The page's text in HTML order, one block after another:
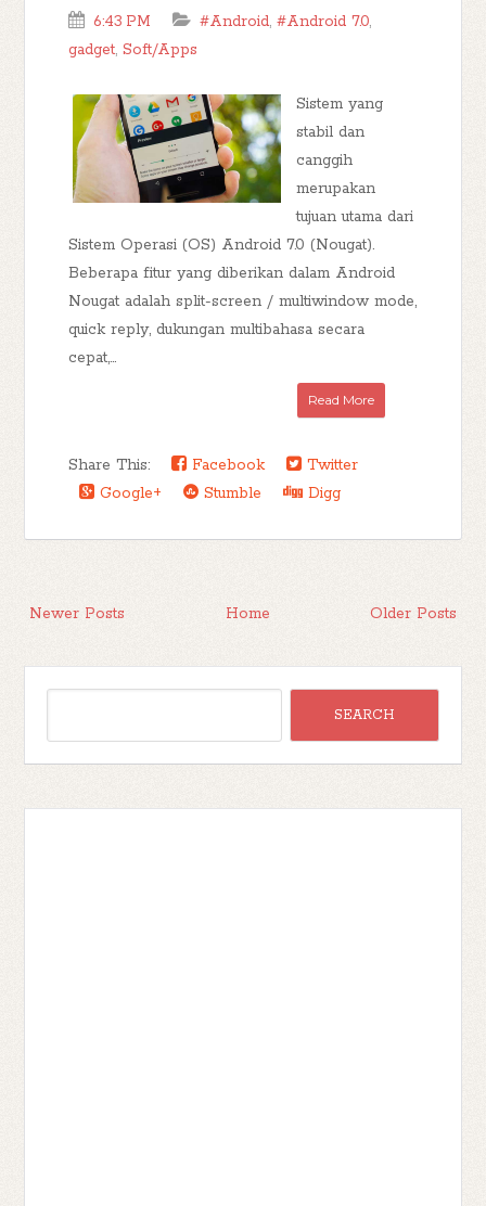
6:43 PM #Android,#Android 7.0,
gadget,Soft/Apps
Sistem yang
stabil dan
canggih
merupakan
tujuan utama dari
Sistem Operasi (OS) Android 7.0 (Nougat).
Beberapa fitur yang diberikan dalam Android
Nougat adalah split-screen / multiwindow mode,
quick reply, dukungan multibahasa secara
cepat,...
Read More
Share This: Facebook
Twitter
Google+
Stumble Digg
Newer Posts Older Posts
Home